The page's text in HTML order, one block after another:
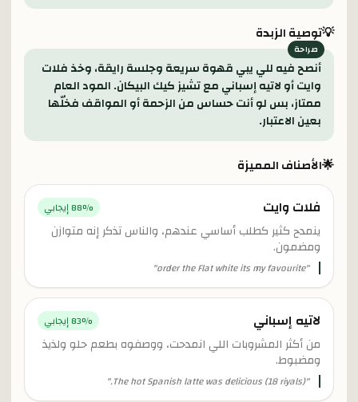
💡توصية الزبدة
أنصح فيه للي يبي قهوة سريعة وجلسة رايقة، وخذ فلات
وايت أو لاتيه إسباني مع تشيز كيك البيكان. المود العام
ممتاز، بس لو أنت حساس من الزحمة أو المواقف فخلّها
بعين الاعتبار.
🌟الأصناف المميزة
فلات وايت 88% إيجابي
ينمدح كثير كطلب أساسي عندهم، والناس تذكر إنه متوازن
ومضمون.
"
order the Flat white its my favourite
"
لاتيه إسباني 83% إيجابي
من أكثر المشروبات اللي انمدحت، ووصفوه بطعم حلو ولذيذ
ومضبوط.
"
The hot Spanish latte was delicious (18 riyals).
"